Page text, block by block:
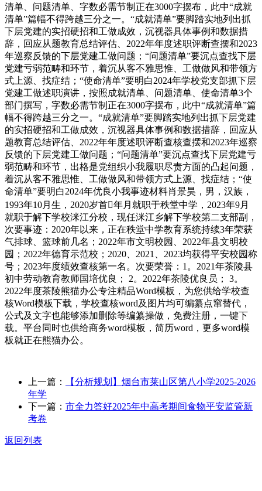
清单、问题清单、字数必需节制正在3000字摆布，此中“成就
清单”篇幅不得跨越三分之一。“成就清单”要脚踏实地列出抓
下层党建的实招硬招和工做成效，沉视器具体事例和数据措
辞，回应从题教育总结评估、2022年年度述职评断查摆和2023
年巡察反馈的下层党建工做问题；“问题清单”要沉点查找下层
党建亏弱范畴和环节，着沉从客不雅思惟、工做做风和带领方
式上源、找症结；“使命清单”要明白2024年学校党支部抓下层
党建工做述职演讲，按照成就清单、问题清单、使命清单3个
部门撰写，字数必需节制正在3000字摆布，此中“成就清单”篇
幅不得跨越三分之一。“成就清单”要脚踏实地列出抓下层党建
的实招硬招和工做成效，沉视器具体事例和数据措辞，回应从
题教育总结评估、2022年年度述职评断查核查摆和2023年巡察
反馈的下层党建工做问题；“问题清单”要沉点查找下层党建亏
弱范畴和环节，出格是党组织小我履职尽责方面的凸起问题，
着沉从客不雅思惟、工做做风和带领方式上源、找症结；“使
命清单”要明白2024年优良小我事迹材料肖景昊，男，汉族，
1993年10月生，2020岁首年月就职于秩堂中学，2023年9月
就职于解下学校洣江分校，现任洣江乡解下学校第二支部副，
次要事迹：2020年以来，正在秩堂中学教育系统持续3年荣获
气排球、篮球前几名；2022年市文明校园、2022年县文明校
园；2022年德育示范校；2020、2021、2023均获得平安校园称
号；2023年度绩效查核第一名。次要荣誉：1。2021年茶陵县
初中劳动教育教师国培优良； 2。2022年茶陵优良员； 3。
2022年度茶陵熊猫办公专注精品Word模板，为您供给学校查
核Word模板下载，学校查核word及图片均可编纂点窜替代，
公式及文字也能够添加删除等编纂操做，免费注册，一键下
载。平台同时也供给商务word模板，简历word，更多word模
板就正在熊猫办公。
上一篇：
【分析规划】烟台市莱山区第八小学2025-2026
年学
下一篇： 市全力答好2025年中高考期间食物平安监管新
考卷
返回列表